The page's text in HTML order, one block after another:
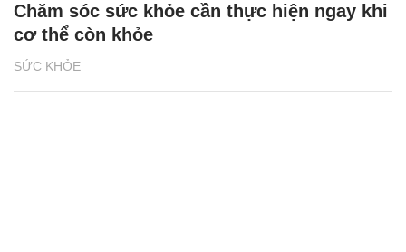
SỨC KHỎE
Chăm sóc sức khỏe cần thực hiện ngay khi
cơ thể còn khỏe